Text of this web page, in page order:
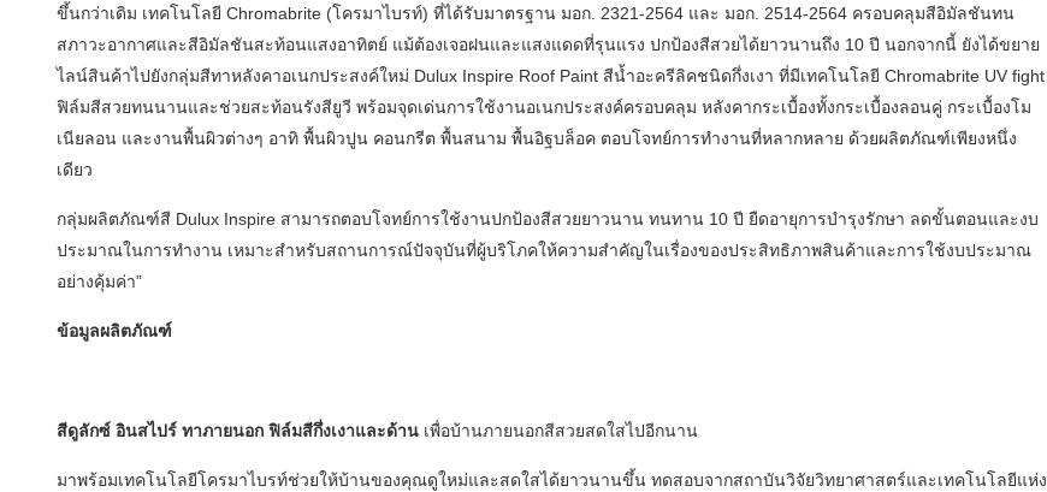
ขึ้นกว่าเดิม เทคโนโลยี Chromabrite (โครมาไบรท์) ที่ได้รับมาตรฐาน มอก. 2321-2564 และ มอก. 2514-2564 ครอบคลุมสีอิมัลชันทน
สภาวะอากาศและสีอิมัลชันสะท้อนแสงอาทิตย์ แม้ต้องเจอฝนและแสงแดดที่รุนแรง ปกป้องสีสวยได้ยาวนานถึง 10 ปี นอกจากนี้ ยังได้ขยาย
ไลน์สินค้าไปยังกลุ่มสีทาหลังคาอเนกประสงค์ใหม่ Dulux Inspire Roof Paint สีน้ำอะครีลิคชนิดกึ่งเงา ที่มีเทคโนโลยี Chromabrite UV fight
ฟิล์มสีสวยทนนานและช่วยสะท้อนรังสียูวี พร้อมจุดเด่นการใช้งานอเนกประสงค์ครอบคลุม หลังคากระเบื้องทั้งกระเบื้องลอนคู่ กระเบื้องโม
เนียลอน และงานพื้นผิวต่างๆ อาทิ พื้นผิวปูน คอนกรีต พื้นสนาม พื้นอิฐบล็อค ตอบโจทย์การทำงานที่หลากหลาย ด้วยผลิตภัณฑ์เพียงหนึ่ง
เดียว
กลุ่มผลิตภัณฑ์สี Dulux Inspire สามารถตอบโจทย์การใช้งานปกป้องสีสวยยาวนาน ทนทาน 10 ปี ยืดอายุการบำรุงรักษา ลดขั้นตอนและงบ
ประมาณในการทำงาน เหมาะสำหรับสถานการณ์ปัจจุบันที่ผู้บริโภคให้ความสำคัญในเรื่องของประสิทธิภาพสินค้าและการใช้งบประมาณ
อย่างคุ้มค่า”
ข้อมูลผลิตภัณฑ์
สีดูลักซ์ อินสไปร์ ทาภายนอก ฟิล์มสีกึ่งเงาและด้าน เพื่อบ้านภายนอกสีสวยสดใสไปอีกนาน
มาพร้อมเทคโนโลยีโครมาไบรท์ช่วยให้บ้านของคุณดูใหม่และสดใสได้ยาวนานขึ้น ทดสอบจากสถาบันวิจัยวิทยาศาสตร์และเทคโนโลยีแห่ง